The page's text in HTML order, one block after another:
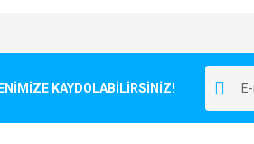
KAYDOLABİLİRSİNİZ!